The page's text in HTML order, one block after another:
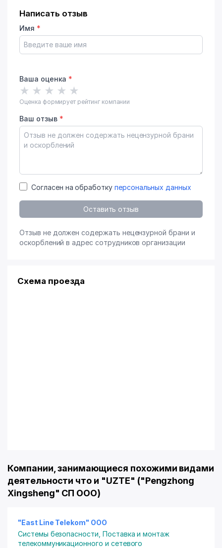
Написать отзыв
Имя *
Ваша оценка *
★ ★ ★ ★ ★
Оценка формирует рейтинг компании
Ваш отзыв *
Согласен на обработку персональных данных
Оставить отзыв
Отзыв не должен содержать нецензурной брани и
оскорблений в адрес сотрудников организации
Схема проезда
Компании, занимающиеся похожими видами
деятельности что и "UZTE" ("Pengzhong
Xingsheng" СП ООО)
"East Line Telekom" ООО
Системы безопасности Поставка и монтаж
телекоммуникационного и сетевого